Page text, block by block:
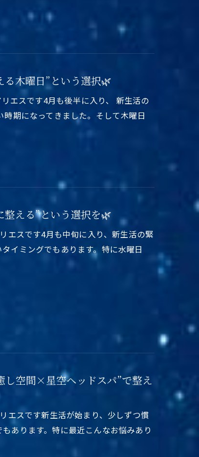
木曜日”という選択🌿
エスです4月も後半に入り、 新生活の
期になってきました。そして木曜日
える”という選択を🌿
エスです4月も中旬に入り、新生活の緊
イミングでもあります。特に水曜日
し空間×星空ヘッドスパ”で整え
エスです新生活が始まり、少しずつ慣
あります。特に最近こんなお悩みあり